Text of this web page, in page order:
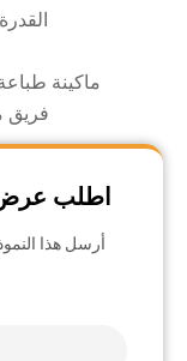
القدرة على
ماكينة
فريق
اطلب عرض
أرسل هذا